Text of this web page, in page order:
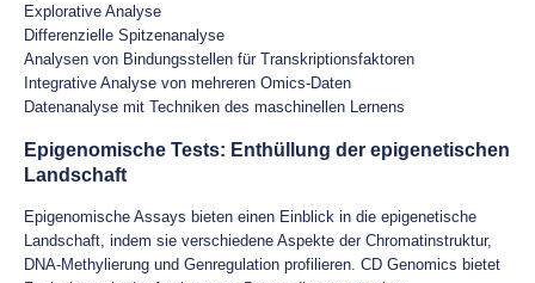
Explorative Analyse
Differenzielle Spitzenanalyse
Analysen von Bindungsstellen für Transkriptionsfaktoren
Integrative Analyse von mehreren Omics-Daten
Datenanalyse mit Techniken des maschinellen Lernens
Epigenomische Tests: Enthüllung der epigenetischen
Landschaft
Epigenomische Assays bieten einen Einblick in die epigenetische
Landschaft, indem sie verschiedene Aspekte der Chromatinstruktur,
DNA-Methylierung und Genregulation profilieren. CD Genomics bietet